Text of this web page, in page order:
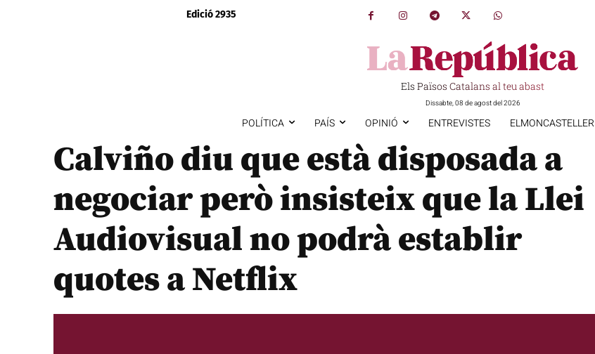
Edició 2935
Els Països Catalans al teu abast
Dissabte, 08 de agost del 2026
POLÍTICA PAÍS OPINIÓ ENTREVISTES ELMONCASTELLER
Calviño diu que està disposada a
negociar però insisteix que la Llei
Audiovisual no podrà establir
quotes a Netflix